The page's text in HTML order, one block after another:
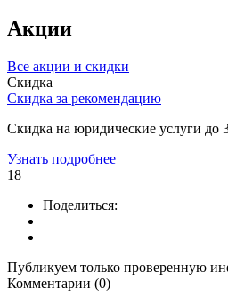
Акции
Все акции и скидки
Скидка
Скидка за рекомендацию
Скидка на юридические услуги до
Узнать подробнее
18
Поделиться:
Публикуем только проверенную
Комментарии (0)